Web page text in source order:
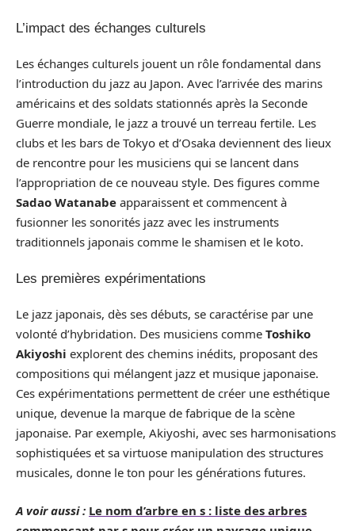
L’impact des échanges culturels
Les échanges culturels jouent un rôle fondamental dans
l’introduction du jazz au Japon. Avec l’arrivée des marins
américains et des soldats stationnés après la Seconde
Guerre mondiale, le jazz a trouvé un terreau fertile. Les
clubs et les bars de Tokyo et d’Osaka deviennent des lieux
de rencontre pour les musiciens qui se lancent dans
l’appropriation de ce nouveau style. Des figures comme
Sadao Watanabe apparaissent et commencent à
fusionner les sonorités jazz avec les instruments
traditionnels japonais comme le shamisen et le koto.
Les premières expérimentations
Le jazz japonais, dès ses débuts, se caractérise par une
volonté d’hybridation. Des musiciens comme Toshiko
Akiyoshi explorent des chemins inédits, proposant des
compositions qui mélangent jazz et musique japonaise.
Ces expérimentations permettent de créer une esthétique
unique, devenue la marque de fabrique de la scène
japonaise. Par exemple, Akiyoshi, avec ses harmonisations
sophistiquées et sa virtuose manipulation des structures
musicales, donne le ton pour les générations futures.
A voir aussi : Le nom d’arbre en s : liste des arbres